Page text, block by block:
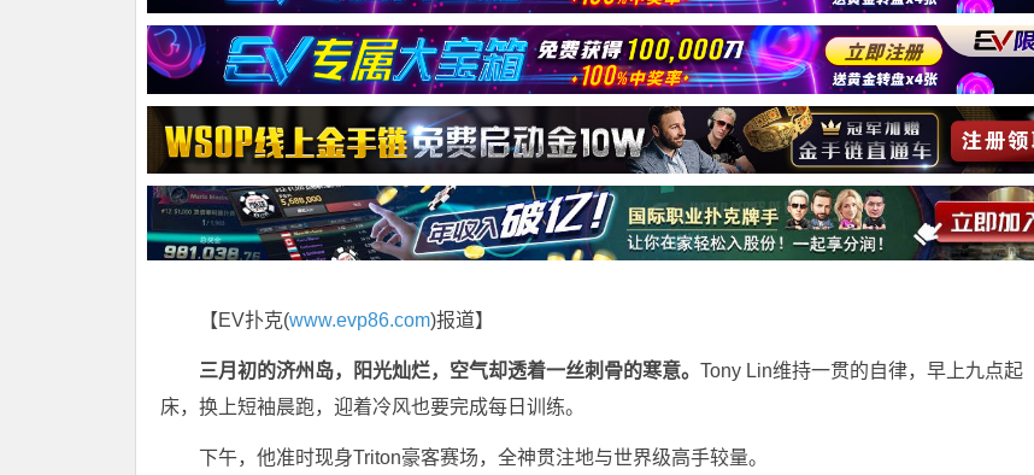
【EV扑克(www.evp86.com)报道】
三月初的济州岛，阳光灿烂，空气却透着一丝刺骨的寒意。 Tony Lin维持一贯的自律，早上九点起
床，换上短袖晨跑，迎着冷风也要完成每日训练。
下午，他准时现身Triton豪客赛场，全神贯注地与世界级高手较量。